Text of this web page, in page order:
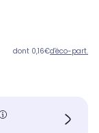
dont 0,16€d'éco-part.